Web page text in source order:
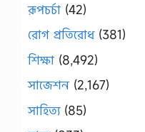
রূপচর্চা (42)
রোগ প্রতিরোধ(381)
শিক্ষা (8,492)
সাজেশন (2,167)
সাহিত্য(85)